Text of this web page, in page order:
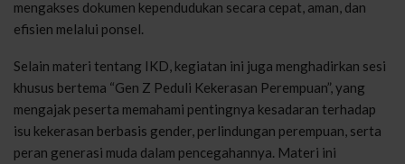
mengakses dokumen kependudukan secara cepat, aman, dan
efisien melalui ponsel.
Selain materi tentang IKD, kegiatan ini juga menghadirkan sesi
khusus bertema “Gen Z Peduli Kekerasan Perempuan”, yang
mengajak peserta memahami pentingnya kesadaran terhadap
isu kekerasan berbasis gender, perlindungan perempuan, serta
peran generasi muda dalam pencegahannya. Materi ini